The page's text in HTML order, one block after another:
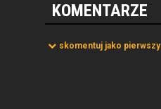
KOMENTARZE
skomentuj jako pierwszy